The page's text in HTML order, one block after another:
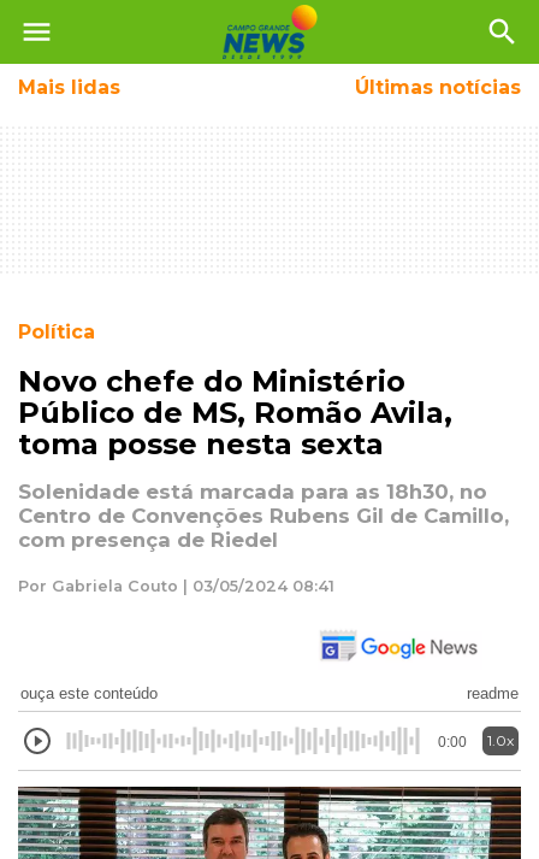
menu search
Mais lidas Últimas notícias
Política
Novo chefe do Ministério
Público de MS, Romão Avila,
toma posse nesta sexta
Solenidade está marcada para as 18h30, no
Centro de Convenções Rubens Gil de Camillo,
com presença de Riedel
Por Gabriela Couto | 03/05/2024 08:41
ouça este conteúdo readme
0:00 1.0x